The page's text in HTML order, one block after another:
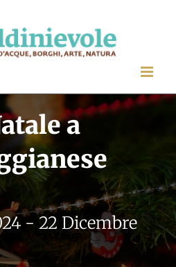
a
- 22 Dicembre